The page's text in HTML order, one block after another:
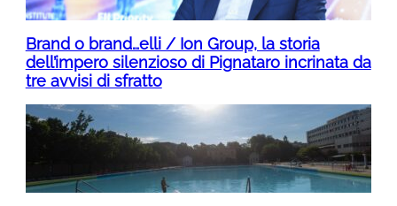
Brand o brand…elli / Ion Group, la storia
dell’impero silenzioso di Pignataro incrinata da
tre avvisi di sfratto